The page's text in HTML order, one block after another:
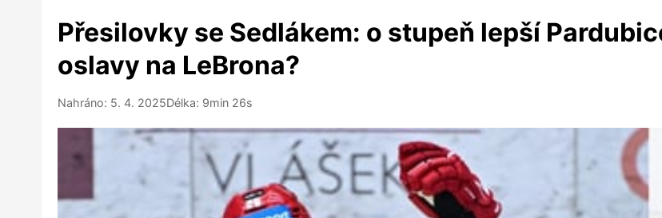
Přesilovky se Sedlákem: o stupeň lepší
oslavy na LeBrona?
Nahráno: 5. 4. 2025Délka: 9min 26s